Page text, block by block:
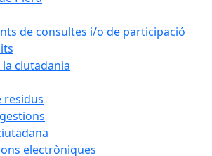
de consultes i/o de participació
ciutadania
residus
electròniques